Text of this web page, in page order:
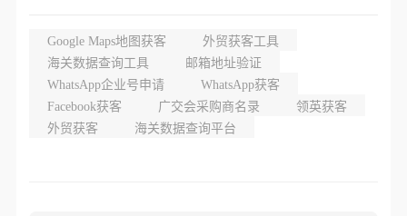
Google Maps地图获客
外贸获客工具
海关数据查询工具
邮箱地址验证
WhatsApp企业号申请
WhatsApp获客
Facebook获客
广交会采购商名录
领英获客
外贸获客
海关数据查询平台